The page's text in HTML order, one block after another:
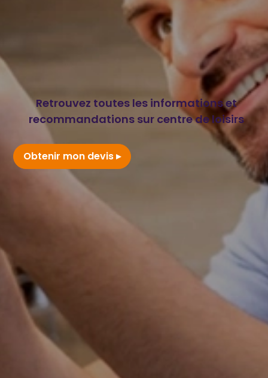
Retrouvez toutes les informations et
recommandations sur centre de loisirs
Obtenir mon devis